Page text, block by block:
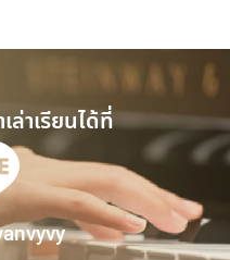
ล่าเรียนได้ที่